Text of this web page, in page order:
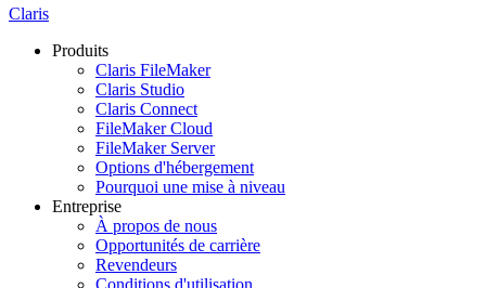
Claris
Produits
Claris FileMaker
Claris Studio
Claris Connect
FileMaker Cloud
FileMaker Server
Options d'hébergement
Pourquoi une mise à niveau
Entreprise
À propos de nous
Opportunités de carrière
Revendeurs